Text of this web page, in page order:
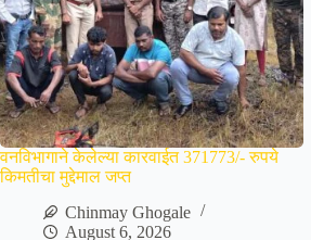
वनविभागाने केलेल्या कारवाईत 371773/- रुपये
किमतीचा मुद्देमाल जप्त
Chinmay Ghogale
August 6, 2026